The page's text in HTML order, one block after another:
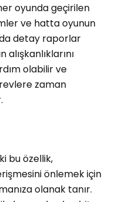
oyunda geçirilen
ve hatta oyunun
detay raporlar
olabilir ve
zaman
bu özellik,
önlemek için
olanak tanır.